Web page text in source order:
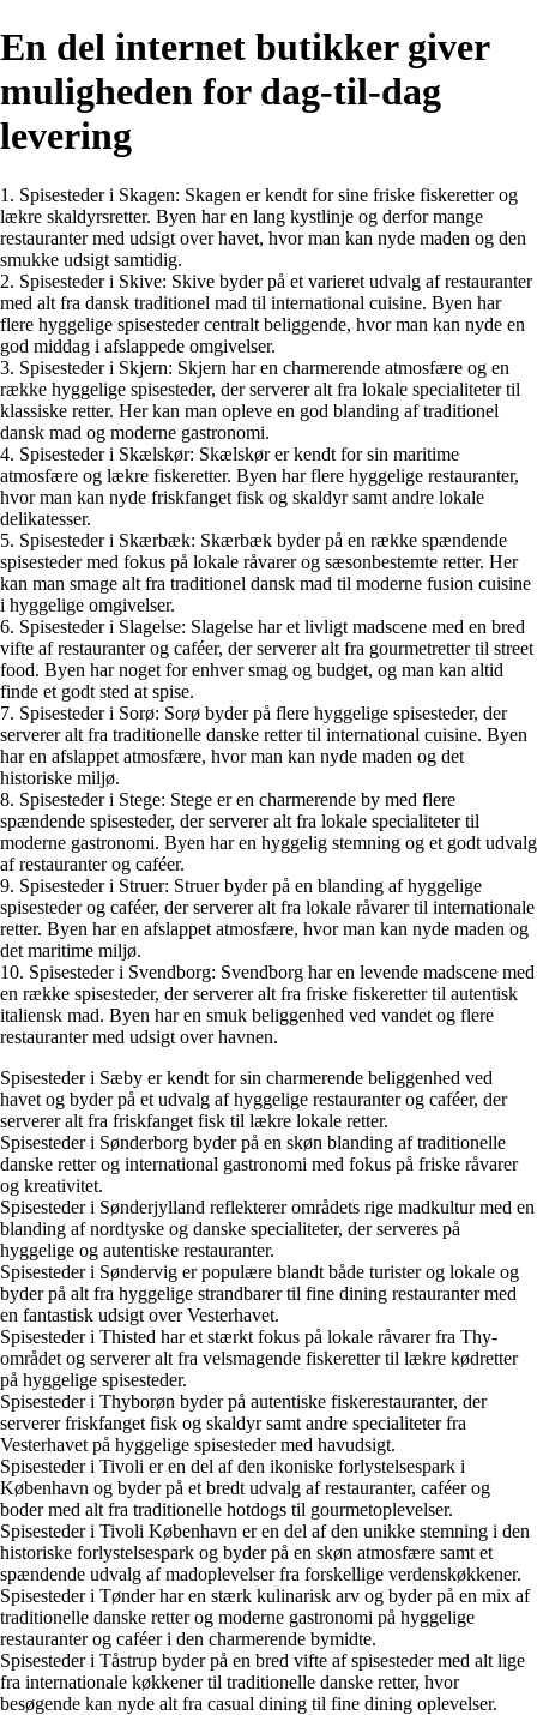
En del internet butikker giver
muligheden for dag-til-dag
levering
1. Spisesteder i Skagen: Skagen er kendt for sine friske fiskeretter og
lækre skaldyrsretter. Byen har en lang kystlinje og derfor mange
restauranter med udsigt over havet, hvor man kan nyde maden og den
smukke udsigt samtidig.
2. Spisesteder i Skive: Skive byder på et varieret udvalg af restauranter
med alt fra dansk traditionel mad til international cuisine. Byen har
flere hyggelige spisesteder centralt beliggende, hvor man kan nyde en
god middag i afslappede omgivelser.
3. Spisesteder i Skjern: Skjern har en charmerende atmosfære og en
række hyggelige spisesteder, der serverer alt fra lokale specialiteter til
klassiske retter. Her kan man opleve en god blanding af traditionel
dansk mad og moderne gastronomi.
4. Spisesteder i Skælskør: Skælskør er kendt for sin maritime
atmosfære og lækre fiskeretter. Byen har flere hyggelige restauranter,
hvor man kan nyde friskfanget fisk og skaldyr samt andre lokale
delikatesser.
5. Spisesteder i Skærbæk: Skærbæk byder på en række spændende
spisesteder med fokus på lokale råvarer og sæsonbestemte retter. Her
kan man smage alt fra traditionel dansk mad til moderne fusion cuisine
i hyggelige omgivelser.
6. Spisesteder i Slagelse: Slagelse har et livligt madscene med en bred
vifte af restauranter og caféer, der serverer alt fra gourmetretter til street
food. Byen har noget for enhver smag og budget, og man kan altid
finde et godt sted at spise.
7. Spisesteder i Sorø: Sorø byder på flere hyggelige spisesteder, der
serverer alt fra traditionelle danske retter til international cuisine. Byen
har en afslappet atmosfære, hvor man kan nyde maden og det
historiske miljø.
8. Spisesteder i Stege: Stege er en charmerende by med flere
spændende spisesteder, der serverer alt fra lokale specialiteter til
moderne gastronomi. Byen har en hyggelig stemning og et godt udvalg
af restauranter og caféer.
9. Spisesteder i Struer: Struer byder på en blanding af hyggelige
spisesteder og caféer, der serverer alt fra lokale råvarer til internationale
retter. Byen har en afslappet atmosfære, hvor man kan nyde maden og
det maritime miljø.
10. Spisesteder i Svendborg: Svendborg har en levende madscene med
en række spisesteder, der serverer alt fra friske fiskeretter til autentisk
italiensk mad. Byen har en smuk beliggenhed ved vandet og flere
restauranter med udsigt over havnen.
Spisesteder i Sæby er kendt for sin charmerende beliggenhed ved
havet og byder på et udvalg af hyggelige restauranter og caféer, der
serverer alt fra friskfanget fisk til lækre lokale retter.
Spisesteder i Sønderborg byder på en skøn blanding af traditionelle
danske retter og international gastronomi med fokus på friske råvarer
og kreativitet.
Spisesteder i Sønderjylland reflekterer områdets rige madkultur med en
blanding af nordtyske og danske specialiteter, der serveres på
hyggelige og autentiske restauranter.
Spisesteder i Søndervig er populære blandt både turister og lokale og
byder på alt fra hyggelige strandbarer til fine dining restauranter med
en fantastisk udsigt over Vesterhavet.
Spisesteder i Thisted har et stærkt fokus på lokale råvarer fra Thy-
området og serverer alt fra velsmagende fiskeretter til lækre kødretter
på hyggelige spisesteder.
Spisesteder i Thyborøn byder på autentiske fiskerestauranter, der
serverer friskfanget fisk og skaldyr samt andre specialiteter fra
Vesterhavet på hyggelige spisesteder med havudsigt.
Spisesteder i Tivoli er en del af den ikoniske forlystelsespark i
København og byder på et bredt udvalg af restauranter, caféer og
boder med alt fra traditionelle hotdogs til gourmetoplevelser.
Spisesteder i Tivoli København er en del af den unikke stemning i den
historiske forlystelsespark og byder på en skøn atmosfære samt et
spændende udvalg af madoplevelser fra forskellige verdenskøkkener.
Spisesteder i Tønder har en stærk kulinarisk arv og byder på en mix af
traditionelle danske retter og moderne gastronomi på hyggelige
restauranter og caféer i den charmerende bymidte.
Spisesteder i Tåstrup byder på en bred vifte af spisesteder med alt lige
fra internationale køkkener til traditionelle danske retter, hvor
besøgende kan nyde alt fra casual dining til fine dining oplevelser.